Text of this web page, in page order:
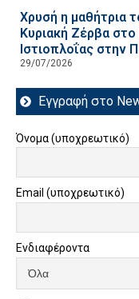
Χρυσή η μαθήτρια
Κυριακή Ζέρβα
Ιστιοπλοΐας στην
29/07/2026
Εγγραφή στο
Όνομα (υποχρεωτικό)
Email (υποχρεωτικό)
Ενδιαφέροντα